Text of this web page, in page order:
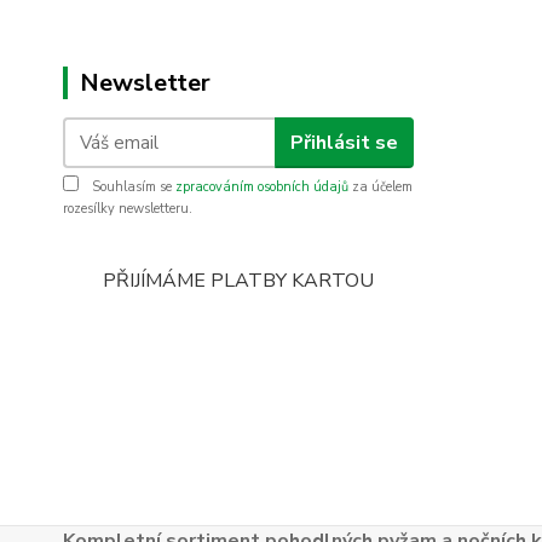
Newsletter
Přihlásit se
Souhlasím se zpracováním osobních údajů za účelem
rozesílky newsletteru.
PŘIJÍMÁME PLATBY KARTOU